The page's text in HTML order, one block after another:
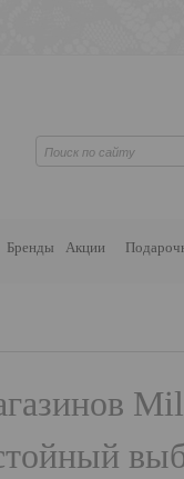
Бренды Акции